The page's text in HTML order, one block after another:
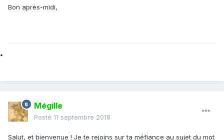
Bon après-midi,
Mégille
Posté 11 septembre 2018
Salut, et bienvenue ! Je te rejoins sur ta méfiance au sujet du mot